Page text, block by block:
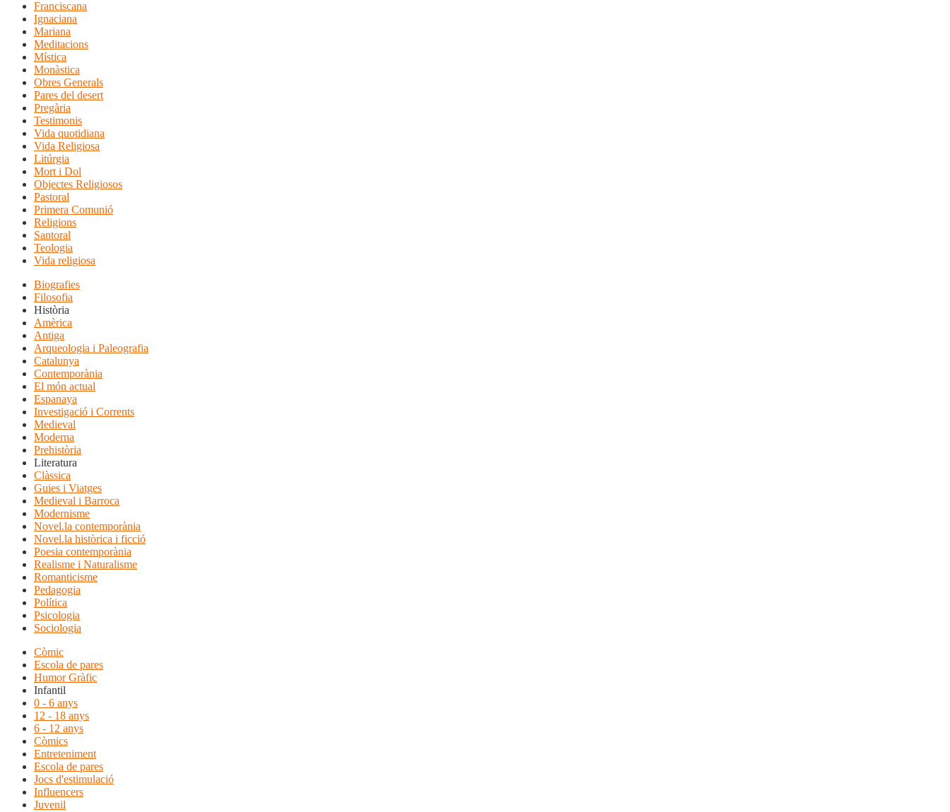
Franciscana
Ignaciana
Mariana
Meditacions
Mística
Monàstica
Obres Generals
Pares del desert
Pregària
Testimonis
Vida quotidiana
Vida Religiosa
Litúrgia
Mort i Dol
Objectes Religiosos
Pastoral
Primera Comunió
Religions
Santoral
Teologia
Vida religiosa
Biografies
Filosofia
Història
Amèrica
Antiga
Arqueologia i Paleografia
Catalunya
Contemporània
El món actual
Espanaya
Investigació i Corrents
Medieval
Moderna
Prehistòria
Literatura
Clàssica
Guies i Viatges
Medieval i Barroca
Modernisme
Novel.la contemporània
Novel.la històrica i ficció
Poesia contemporània
Realisme i Naturalisme
Romanticisme
Pedagogia
Política
Psicologia
Sociologia
Còmic
Escola de pares
Humor Gràfic
Infantil
0 - 6 anys
12 - 18 anys
6 - 12 anys
Còmics
Entreteniment
Escola de pares
Jocs d'estimulació
Influencers
Juvenil